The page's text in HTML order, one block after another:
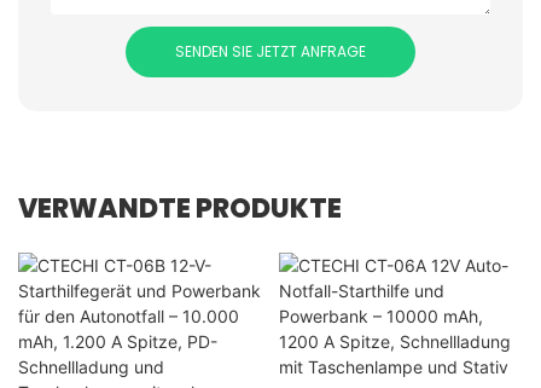
SENDEN SIE JETZT ANFRAGE
VERWANDTE PRODUKTE